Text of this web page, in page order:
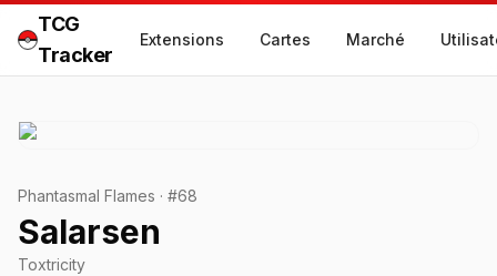
TCG
Tracker
Extensions Cartes Marché
Phantasmal Flames · #68
Salarsen
Toxtricity